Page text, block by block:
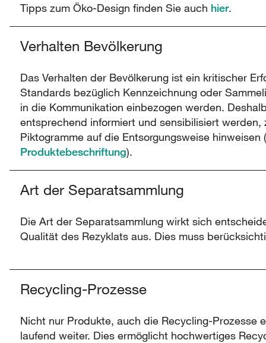
Tipps zum Öko-Design finden Sie auch hier.
Verhalten Bevölkerung
Das Verhalten der Bevölkerung ist ein kritischer
Standards bezüglich Kennzeichnung oder
in die Kommunikation einbezogen werden.
entsprechend informiert und sensibilisiert werden,
Piktogramme auf die Entsorgungsweise hinweisen
Produktebeschriftung).
Art der Separatsammlung
Die Art der Separatsammlung wirkt sich
Qualität des Rezyklats aus. Dies muss
Recycling-Prozesse
Nicht nur Produkte, auch die Recycling-Prozesse
laufend weiter. Dies ermöglicht hochwertiges